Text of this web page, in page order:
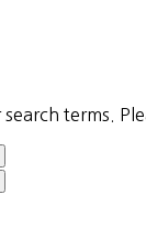
terms.